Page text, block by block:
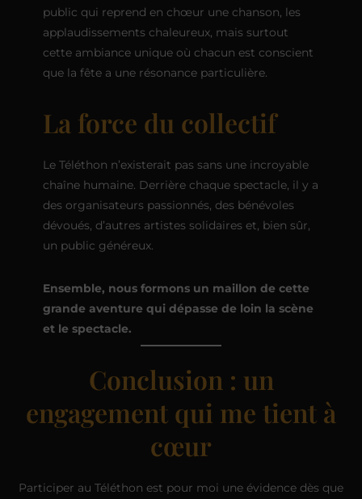
public qui reprend en chœur une chanson, les
applaudissements chaleureux, mais surtout
cette ambiance unique où chacun est conscient
que la fête a une résonance particulière.
La force du collectif
Le Téléthon n’existerait pas sans une incroyable
chaîne humaine. Derrière chaque spectacle, il y a
des organisateurs passionnés, des bénévoles
dévoués, d’autres artistes solidaires et, bien sûr,
un public généreux.
Ensemble, nous formons un maillon de cette
grande aventure qui dépasse de loin la scène
et le spectacle.
Conclusion : un
engagement qui me tient à
cœur
Participer au Téléthon est pour moi une évidence dès que